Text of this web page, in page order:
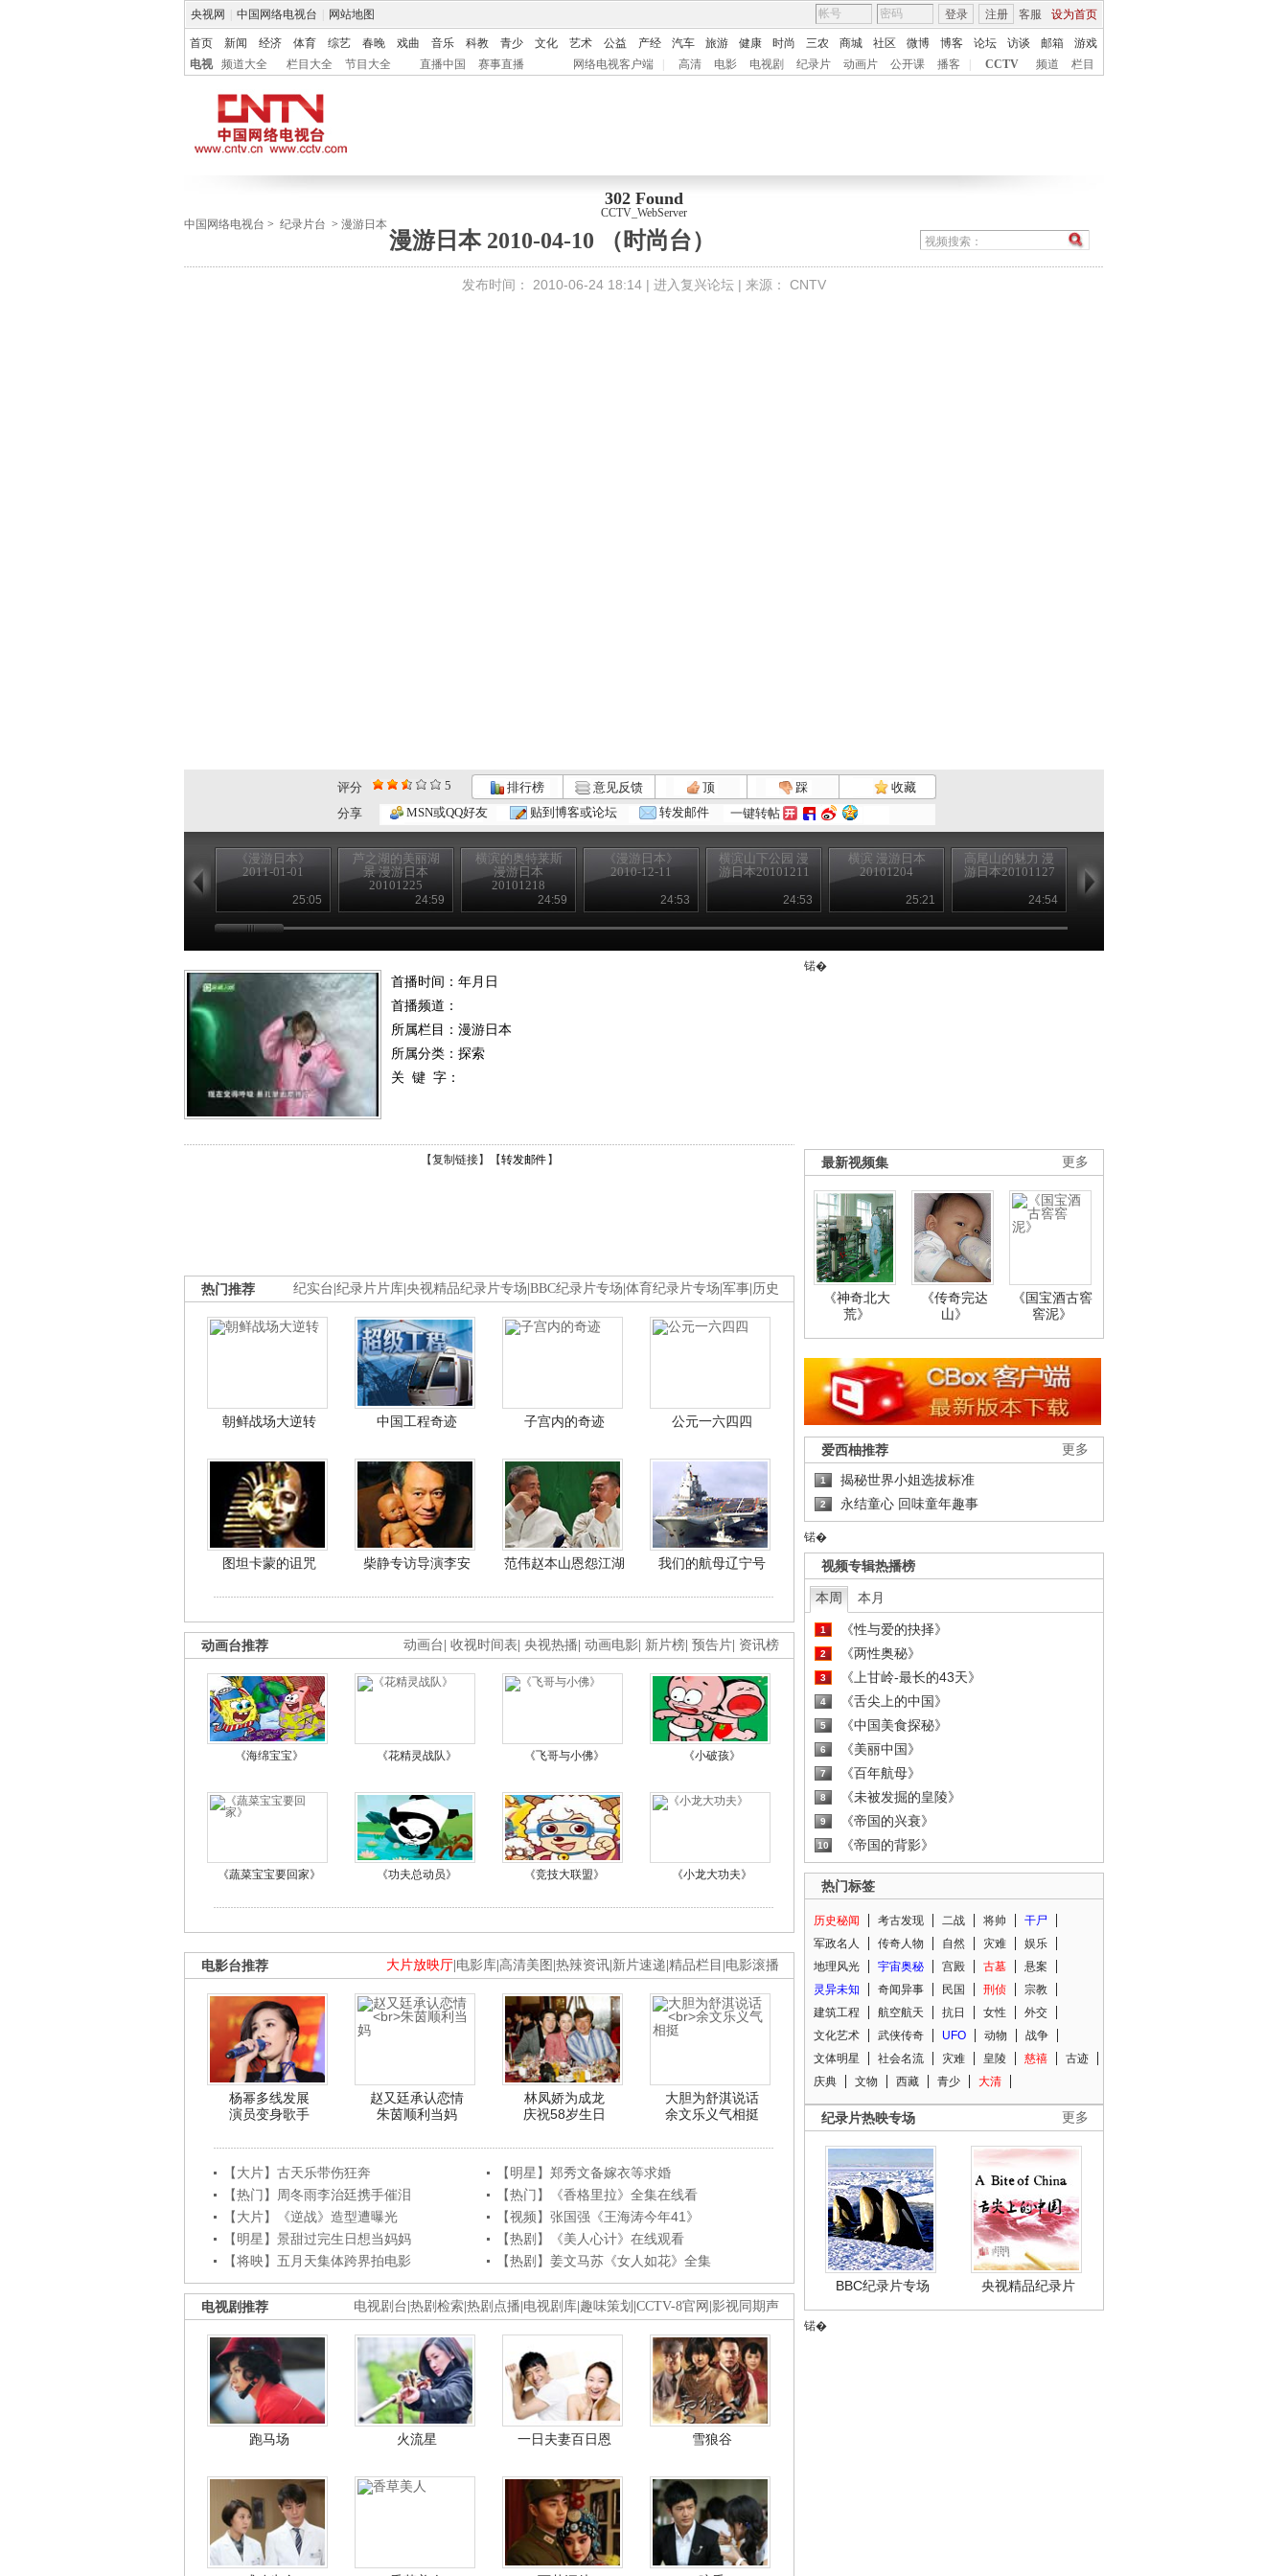
央视网 中国网络电视台 网站地图 客服 设为首页
登录 注册
首页 新闻 经济 体育 综艺 春晚 戏曲 音乐 科教 青少 文化 艺术 公益 产经 汽车 旅游 健康 时尚 三农 商城 社区 微博 博客 论坛 访谈 邮箱
游戏
电视
频道大全 栏目大全 节目大全 直播中国 赛事直播 网络电视客户端 高清 电影 电视剧 纪录片 动画片 公开课 播客 CCTV 频道 栏目
302 Found
CCTV_WebServer
中国网络电视台 > 纪录片台 > 漫游日本
漫游日本 2010-04-10 （时尚台）
发布时间： 2010-06-24 18:14 | 进入复兴论坛 | 来源： CNTV
评分 5 排行榜 意见反馈 顶 踩
收藏
分享
MSN或QQ好友 贴到博客或论坛 转发邮件 一键转帖
《漫游日本》
2011-01-01
25:05
芦之湖的美丽湖
景 漫游日本
20101225
24:59
横滨的奥特莱斯
漫游日本
20101218
24:59
《漫游日本》
2010-12-11
24:53
横滨山下公园 漫
游日本20101211
24:53
横滨 漫游日本
20101204
25:21
高尾山的魅力 漫
游日本20101127
24:54
游日本20101120
首播时间：年月日
首播频道：
所属栏目： 漫游日本
所属分类：探索
关 键 字：
【复制链接】【转发邮件 】
纪实台 纪录片片库 央视精品纪录片专场 BBC纪录片专场 体育纪录片专场 军事 历史
热门推荐
朝鲜战场大逆转 中国工程奇迹 子宫内的奇迹 公元一六四四
图坦卡蒙的诅咒 柴静专访导演李安 范伟赵本山恩怨江湖 我们的航母辽宁号
动画台 收视时间表 央视热播 动画电影 新片榜 预告片 资讯榜
动画台推荐
《海绵宝宝》 《花精灵战队》 《飞哥与小佛》 《小破孩》
《蔬菜宝宝要回家》 《功夫总动员》 《竞技大联盟》 《小龙大功夫》
大片放映厅 电影库 高清美图 热辣资讯 新片速递 精品栏目 电影滚播
电影台推荐
杨幂多线发展
演员变身歌手
赵又廷承认恋情
朱茵顺利当妈
林凤娇为成龙
庆祝58岁生日
大胆为舒淇说话
余文乐义气相挺
【大片】古天乐带伤狂奔
【明星】郑秀文备嫁衣等求婚
【热门】周冬雨李治廷携手催泪
【热门】《香格里拉》全集在线看
【大片】《逆战》造型遭曝光
【视频】张国强《王海涛今年41》
【明星】景甜过完生日想当妈妈
【热剧】《美人心计》在线观看
【将映】五月天集体跨界拍电影
【热剧】姜文马苏《女人如花》全集
电视剧台 热剧检索 热剧点播 电视剧库 趣味策划 CCTV-8官网 影视同期声
电视剧推荐
跑马场 火流星 一日夫妻百日恩 雪狼谷
锘�
更多
最新视频集
《神奇北大
荒》
《传奇完达
山》
《国宝酒古窖
窖泥》
更多
爱西柚推荐
1 揭秘世界小姐选拔标准
2 永结童心 回味童年趣事
锘�
视频专辑热播榜
本周 本月
1 《性与爱的抉择》
2 《两性奥秘》
3 《上甘岭-最长的43天》
4 《舌尖上的中国》
5 《中国美食探秘》
6 《美丽中国》
7 《百年航母》
8 《未被发掘的皇陵》
9 《帝国的兴衰》
10 《帝国的背影》
热门标签
历史秘闻 考古发现 二战 将帅
干尸
军政名人
传奇人物 自然 灾难
娱乐
地理风光
宇宙奥秘 宫殿 古墓
悬案
灵异未知
奇闻异事 民国 刑侦
宗教
建筑工程
航空航天 抗日 女性
外交
文化艺术
武侠传奇 UFO 动物
战争
文体明星
社会名流 灾难 皇陵 慈禧
古迹
庆典
文物 西藏 青少 大清
更多
纪录片热映专场
BBC纪录片专场 央视精品纪录片
锘�